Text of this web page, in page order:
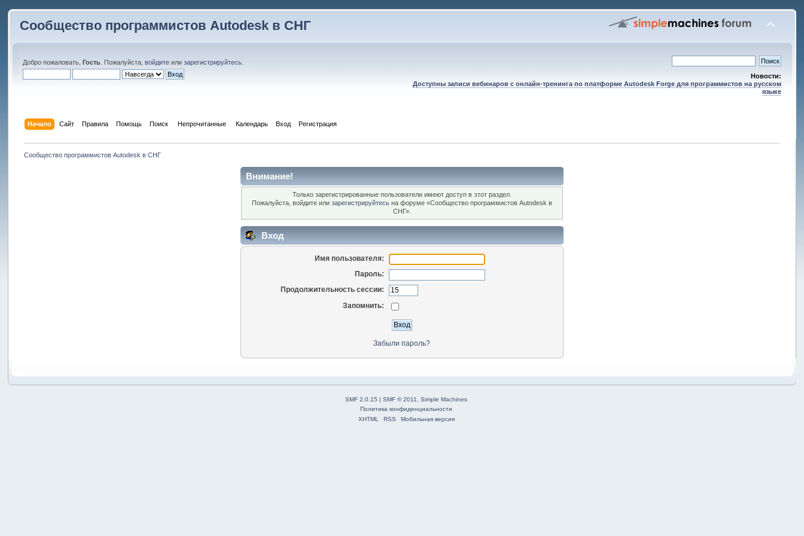
Сообщество программистов Autodesk в СНГ
Добро пожаловать,Гость . Пожалуйста,войдите илизарегистрируйтесь
Новости:
Доступны записи вебинаров с онлайн-тренинга по платформе Autodesk Forge для программистов на русском
языке
Начало Сайт Правила Помощь Поиск Непрочитанные Календарь Вход Регистрация
Сообщество программистов Autodesk в СНГ
Внимание!
Только зарегистрированные пользователи имеют доступ в этот раздел.
Пожалуйста, войдите или зарегистрируйтесьна форуме «Сообщество программистов Autodesk в
СНГ».
Вход
Имя пользователя:
Пароль:
Продолжительность сессии:
Запомнить:
Забыли пароль?
SMF 2.0.15 |SMF © 2011 ,Simple Machines
Политика конфиденциальности
XHTML
RSS Мобильная версия